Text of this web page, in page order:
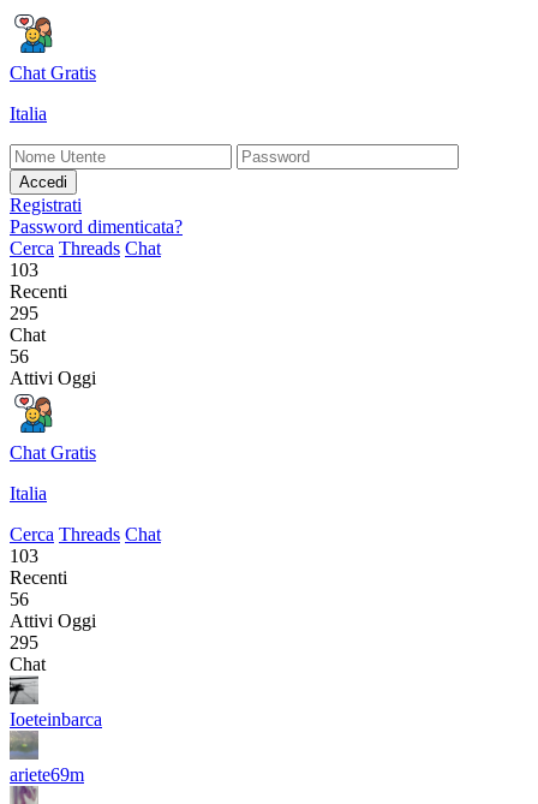
Chat Gratis
Italia
Accedi
Registrati
Password dimenticata?
Cerca Threads Chat
103
Recenti
295
Chat
56
Attivi Oggi
Chat Gratis
Italia
Cerca Threads Chat
103
Recenti
56
Attivi Oggi
295
Chat
Ioeteinbarca
ariete69m